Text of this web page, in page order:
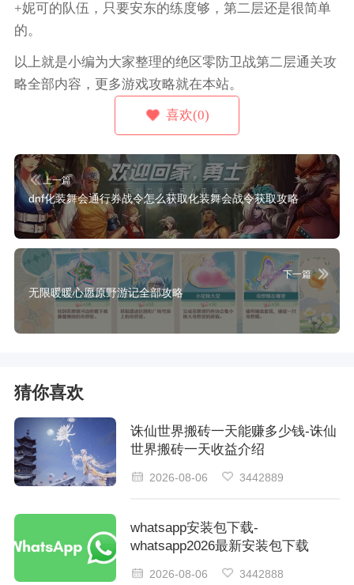
+妮可的队伍，只要安东的练度够，第二层还是很简单
的。
以上就是小编为大家整理的绝区零防卫战第二层通关攻
略全部内容，更多游戏攻略就在本站。
喜欢(0)
上一篇
dnf化装舞会通行券战令怎么获取化装舞会战令获取攻略
下一篇
无限暖暖心愿原野游记全部攻略
猜你喜欢
诛仙世界搬砖一天能赚多少钱-诛仙
世界搬砖一天收益介绍
2026-08-06 3442889
whatsapp安装包下载-
whatsapp2026最新安装包下载
2026-08-06 3442888